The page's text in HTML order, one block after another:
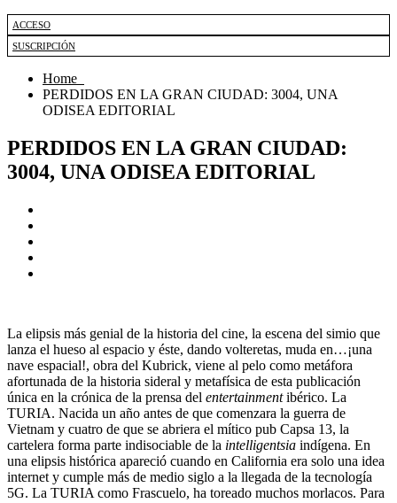
ACCESO
SUSCRIPCIÓN
Home
PERDIDOS EN LA GRAN CIUDAD: 3004, UNA
ODISEA EDITORIAL
PERDIDOS EN LA GRAN CIUDAD:
3004, UNA ODISEA EDITORIAL
La elipsis más genial de la historia del cine, la escena del simio que
lanza el hueso al espacio y éste, dando volteretas, muda en…¡una
nave espacial!, obra del Kubrick, viene al pelo como metáfora
afortunada de la historia sideral y metafísica de esta publicación
única en la crónica de la prensa del entertainmentibérico. La
TURIA. Nacida un año antes de que comenzara la guerra de
Vietnam y cuatro de que se abriera el mítico pub Capsa 13, la
cartelera forma parte indisociable de la intelligentsia indígena. En
una elipsis histórica apareció cuando en California era solo una idea
internet y cumple más de medio siglo a la llegada de la tecnología
5G. La TURIA como Frascuelo, ha toreado muchos morlacos. Para